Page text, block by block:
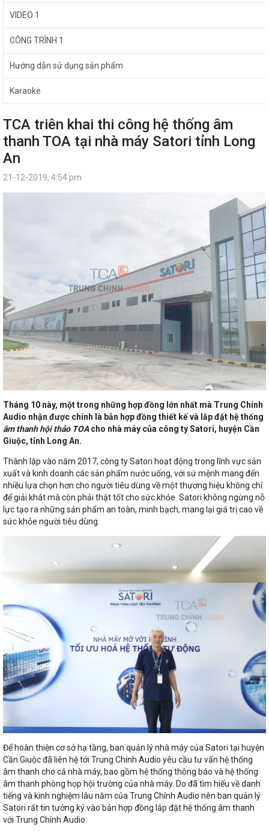
VIDEO 1
CÔNG TRÌNH 1
Hướng dẫn sử dụng sản phẩm
Karaoke
TCA triên khai thi công hệ thống âm
thanh TOA tại nhà máy Satori tỉnh Long
An
21-12-2019, 4:54 pm
Tháng 10 này, một trong những hợp đồng lớn nhất mà Trung Chính
Audio nhận được chính là bản hợp đồng thiết kế và lắp đặt hệ thống
âm thanh hội thảo TOAcho nhà máy của công ty Satori, huyện Cần
Giuộc, tỉnh Long An.
Thành lập vào năm 2017, công ty Satori hoạt động trong lĩnh vực sản
xuất và kinh doanh các sản phẩm nước uống, với sứ mệnh mang đến
nhiều lựa chọn hơn cho người tiêu dùng về một thương hiệu không chỉ
để giải khát mà còn phải thật tốt cho sức khỏe. Satori không ngừng nỗ
lực tạo ra những sản phẩm an toàn, minh bạch, mang lại giá trị cao về
sức khỏe người tiêu dùng.
Để hoàn thiện cơ sở hạ tầng, ban quản lý nhà máy của Satori tại huyện
Cần Giuộc đã liên hệ tới Trung Chính Audio yêu cầu tư vấn hệ thống
âm thanh cho cả nhà máy, bao gồm hệ thống thông báo và hệ thống
âm thanh phòng họp hội trường của nhà máy. Do đã tìm hiểu về danh
tiếng và kinh nghiệm lâu năm của Trung Chính Audio nên ban quản lý
Satori rất tin tưởng ký vào bản hợp đồng lắp đặt hệ thống âm thanh
với Trung Chính Audio.